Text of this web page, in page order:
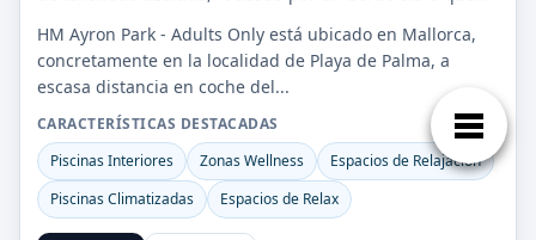
HM Ayron Park - Adults Only está ubicado en Mallorca,
concretamente en la localidad de Playa de Palma, a
escasa distancia en coche del...
CARACTERÍSTICAS DESTACADAS
Piscinas Interiores
Zonas Wellness
Espacios de Relajación
Piscinas Climatizadas
Espacios de Relax